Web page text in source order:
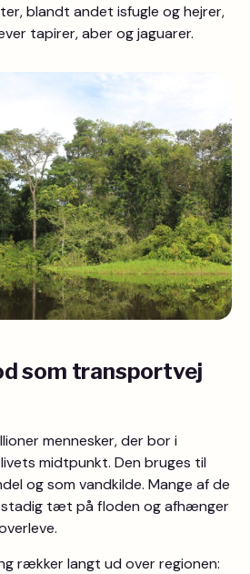
blandt andet isfugle og hejrer,
tapirer, aber og jaguarer.
som transportvej
mennesker, der bor i
midtpunkt. Den bruges til
og som vandkilde. Mange af de
stadig tæt på floden og afhænger
rækker langt ud over regionen: